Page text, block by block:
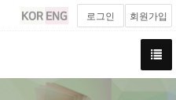
로그인 회원가입